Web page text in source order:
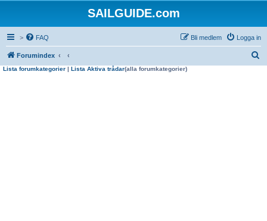
SAILGUIDE.com
> FAQ Logga in
Bli medlem
Forumindex
Lista forumkategorier | Lista Aktiva trådar(alla forumkategorier)